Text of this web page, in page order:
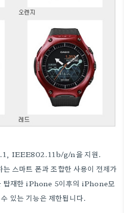
IEEE802.11b/g/n을 지원.
스마트 폰과 조합한 사용이 전제가
탑재한 iPhone 5이후의 iPhone모
있는 기능은 제한됩니다.